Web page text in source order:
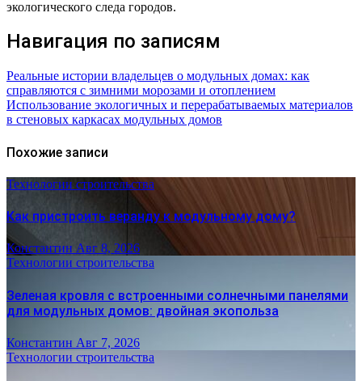
экологического следа городов.
Навигация по записям
Реальные истории владельцев о модульных домах: как
справляются с зимними морозами и отоплением
Использование экологичных и перерабатываемых материалов
в стеновых каркасах модульных домов
Похожие записи
Технологии строительства
Как пристроить веранду к модульному дому?
Константин Авг 8, 2026
Технологии строительства
Зеленая кровля с встроенными солнечными панелями
для модульных домов: двойная экопольза
Константин Авг 7, 2026
Технологии строительства